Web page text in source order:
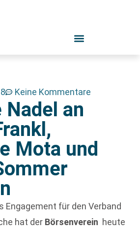
Keine Kommentare
Nadel an
Mota und
Engagement für den Verband
hat der Börsenverein heute